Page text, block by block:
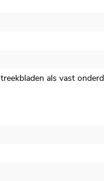
als vast